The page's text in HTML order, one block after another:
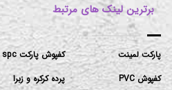
برترین لینک های مرتبط
پارکت لمینت
کفپوش PVC
کفپوش پارکت spc
پرده کرکره و زبرا